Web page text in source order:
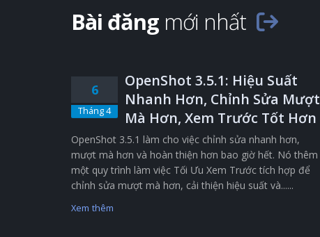
Bài đăng mới nhất
6
Tháng 4
OpenShot 3.5.1: Hiệu Suất
Nhanh Hơn, Chỉnh Sửa Mượt
Mà Hơn, Xem Trước Tốt Hơn
OpenShot 3.5.1 làm cho việc chỉnh sửa nhanh hơn,
mượt mà hơn và hoàn thiện hơn bao giờ hết. Nó thêm
một quy trình làm việc Tối Ưu Xem Trước tích hợp để
chỉnh sửa mượt mà hơn, cải thiện hiệu suất và......
Xem thêm